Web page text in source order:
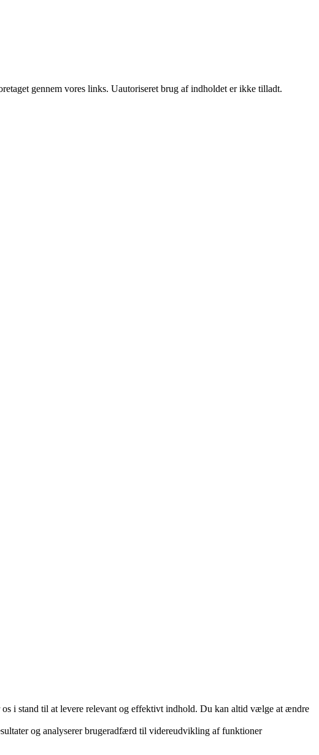
gennem vores links. Uautoriseret brug af indholdet er ikke tilladt.
i stand til at levere relevant og effektivt indhold. Du kan altid vælge at ændre
og analyserer brugeradfærd til videreudvikling af funktioner